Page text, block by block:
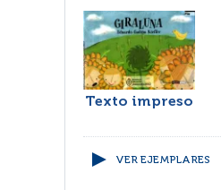
Texto impreso
VER EJEMPLARES